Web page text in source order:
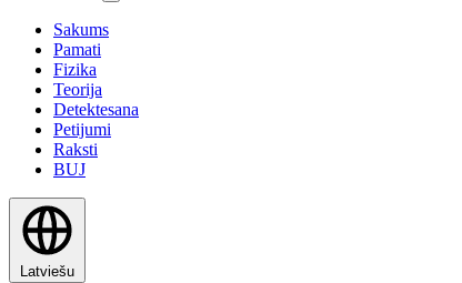
Sakums
Pamati
Fizika
Teorija
Detektesana
Petijumi
Raksti
BUJ
Latviešu